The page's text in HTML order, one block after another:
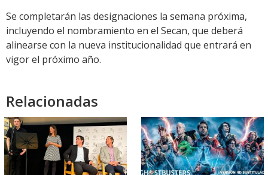
Se completarán las designaciones la semana próxima,
incluyendo el nombramiento en el Secan, que deberá
alinearse con la nueva institucionalidad que entrará en
vigor el próximo año.
Relacionadas